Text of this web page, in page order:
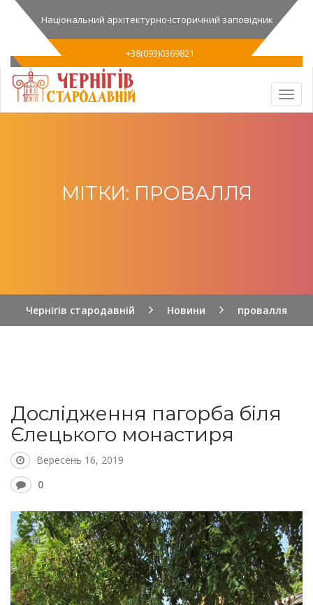
Національний архітектурно-історичний заповідник
+38(093)0369821
МІТКИ: ПРОВАЛЛЯ
Чернігів стародавній Новини провалля
Дослідження пагорба біля
Єлецького монастиря
Вересень 16, 2019
0